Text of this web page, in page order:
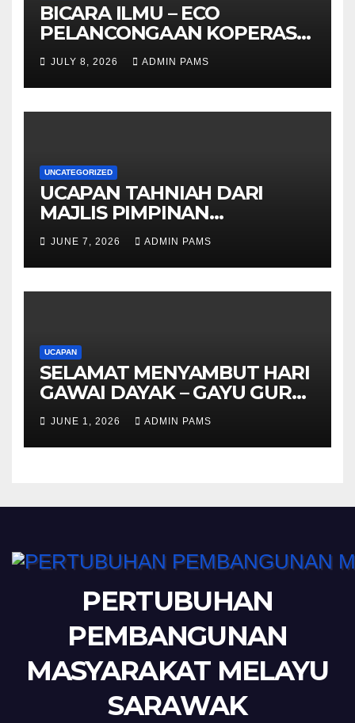
BICARA ILMU – ECO
PELANCONGAAN KOPERASI –
DARI ALAM KE EKONOMI
KOMUNITI
JULY 8, 2026 ADMIN PAMS
UNCATEGORIZED
UCAPAN TAHNIAH DARI
MAJLIS PIMPINAN
TERTINGGI PAMS DAN
SELURUH WARGA
JUNE 7, 2026 ADMIN PAMS
UCAPAN
SELAMAT MENYAMBUT HARI
GAWAI DAYAK – GAYU GURU
GERAI NYAMAI
JUNE 1, 2026 ADMIN PAMS
PERTUBUHAN
PEMBANGUNAN
MASYARAKAT MELAYU
SARAWAK